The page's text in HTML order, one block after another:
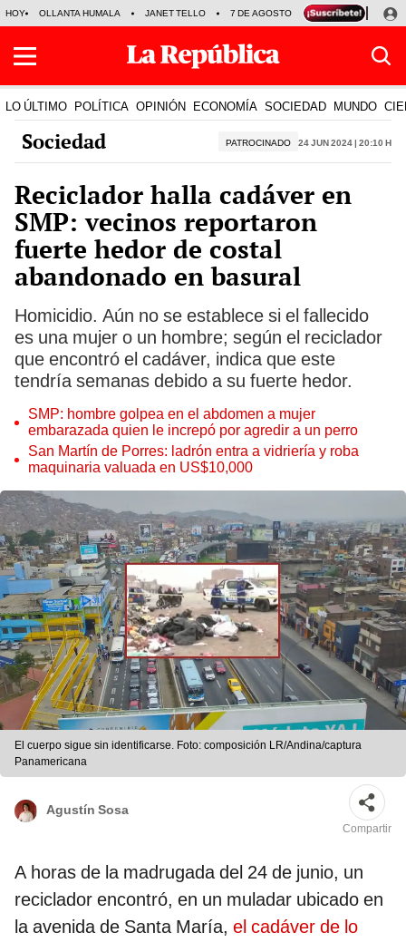
HOY OLLANTA HUMALA JANET TELLO 7 DE AGOSTO TINKA RESULTADOS
LO ÚLTIMO POLÍTICA OPINIÓN ECONOMÍA SOCIEDAD MUNDO
Sociedad PATROCINADO 24 Jun 2024 | 20:10 h
Reciclador halla cadáver en
SMP: vecinos reportaron
fuerte hedor de costal
abandonado en basural
Homicidio. Aún no se establece si el fallecido
es una mujer o un hombre; según el reciclador
que encontró el cadáver, indica que este
tendría semanas debido a su fuerte hedor.
SMP: hombre golpea en el abdomen a mujer
embarazada quien le increpó por agredir a un perro
San Martín de Porres: ladrón entra a vidriería y roba
maquinaria valuada en US$10,000
El cuerpo sigue sin identificarse. Foto: composición LR/Andina/captura
Panamericana
Agustín Sosa
Compartir
A horas de la madrugada del 24 de junio, un
reciclador encontró, en un muladar ubicado en
la avenida de Santa María, el cadáver de lo